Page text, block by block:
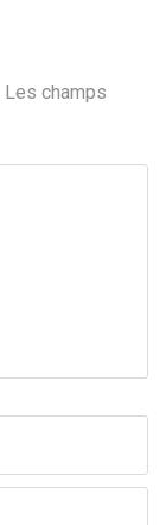
Les champs